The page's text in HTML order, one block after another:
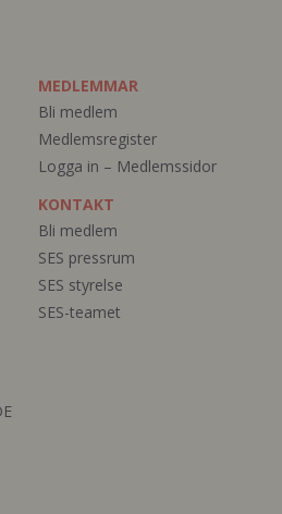
MEDLEMMAR
Bli medlem
Medlemsregister
Logga in – Medlemssidor
KONTAKT
Bli medlem
SES pressrum
SES styrelse
SES-teamet